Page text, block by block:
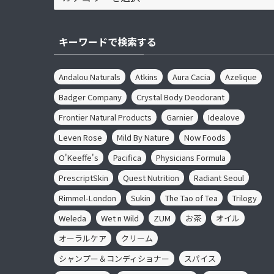
テ
リ
ー
キーワードで検索する
Andalou Naturals Atkins Aura Cacia
Azelique
Badger Company
Crystal Body Deodorant
Frontier Natural Products
Garnier
Idealove
Leven Rose
Mild By Nature
Now Foods
O'Keeffe's
Pacifica
Physicians Formula
PrescriptSkin
Quest Nutrition
Radiant Seoul
Rimmel-London
Sukin The Tao of Tea
Trilogy
Weleda
Wet n Wild ZUM お茶
オイル
オーラルケア
クリーム
シャンプー＆コンディショナー
スパイス